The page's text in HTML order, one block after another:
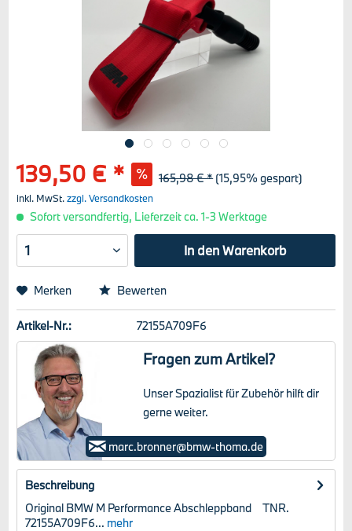
139,50 € * 165,98 € *(15,95% gespart)
inkl. MwSt.zzgl. Versandkosten
Sofort versandfertig, Lieferzeit ca. 1-3 Werktage
In den Warenkorb
Merken Bewerten
Artikel-Nr.: 72155A709F6
Fragen zum Artikel?
Unser Spazialist für Zubehör hilft dir
gerne weiter.
marc.bronner@bmw-thoma.de
Marc Bronner
Beschreibung
Original BMW M Performance Abschleppband TNR.
72155A709F6... mehr